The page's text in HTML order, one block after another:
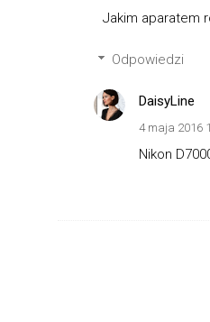
Jakim aparatem
Odpowiedzi
DaisyLine
4 maja 2016
Nikon